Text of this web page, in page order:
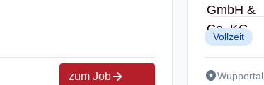
zum Job
Vollzeit
Wuppertal